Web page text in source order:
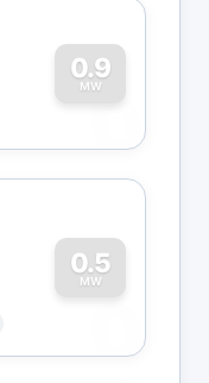
0.9
MW
0
0.5
MW
0